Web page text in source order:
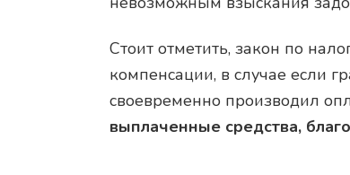
Стоит отметить, закон по
компенсации, в случае если
своевременно производил
выплаченные средства,